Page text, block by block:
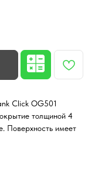
Click OG501
толщиной 4
Поверхность имеет